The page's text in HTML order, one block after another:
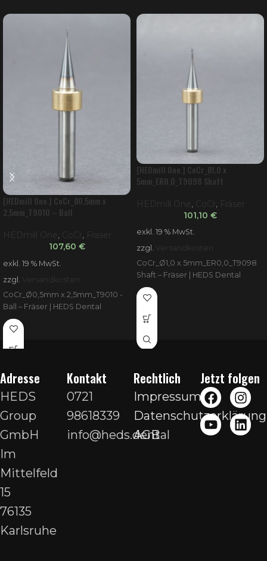
[HEDmill One.] CoCr_Ø0,5mm x
2,5mm_T9010 – Ball
HEDmill One, CoCr , Fräser
107,60 €
exkl. 19 % MwSt.
zzgl.
Versandkosten
CoCr_Ø0,5mm x 2,5mm_T9010 -
Ball – Fräser | HEDS Dental
[HEDmill One.] CoCr_Ø1,0 x
5mm_ER0,0_T9098 Shaft
HEDmill One, CoCr , Fräser
101,10 €
exkl. 19 % MwSt.
zzgl. Versandkosten
CoCr_Ø1,0 x 5mm_ER0,0_T9098
Shaft – Fräser | HEDS Dental
Adresse
HEDS
Group
GmbH
Im
Mittelfeld
15
76135
Karlsruhe
Kontakt
0721
98618339
info@heds.dental
Rechtlich
Impressum
Datenschutzerklärung
AGB
Jetzt folgen